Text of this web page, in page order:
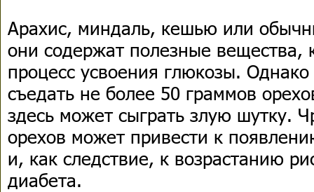
Арахис, миндаль, кешью или
они содержат полезные вещества,
процесс усвоения глюкозы.
съедать не более 50 граммов
здесь может сыграть злую шутку.
орехов может привести к
и, как следствие, к возрастанию
диабета.